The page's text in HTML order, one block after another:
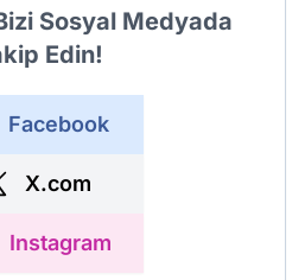
Sosyal Medyada
Edin!
Facebook
X.com
Instagram